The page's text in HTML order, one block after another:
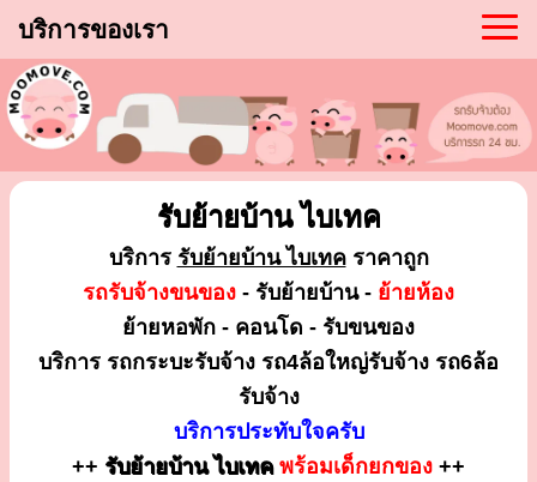
บริการของเรา
รับย้ายบ้าน ไบเทค
บริการ รับย้ายบ้าน ไบเทคราคาถูก
รถรับจ้างขนของ - รับย้ายบ้าน - ย้ายห้อง
ย้ายหอพัก - คอนโด - รับขนของ
บริการ รถกระบะรับจ้าง รถ4ล้อใหญ่รับจ้าง รถ6ล้อ
รับจ้าง
บริการประทับใจครับ
++ รับย้ายบ้าน ไบเทค พร้อมเด็กยกของ ++